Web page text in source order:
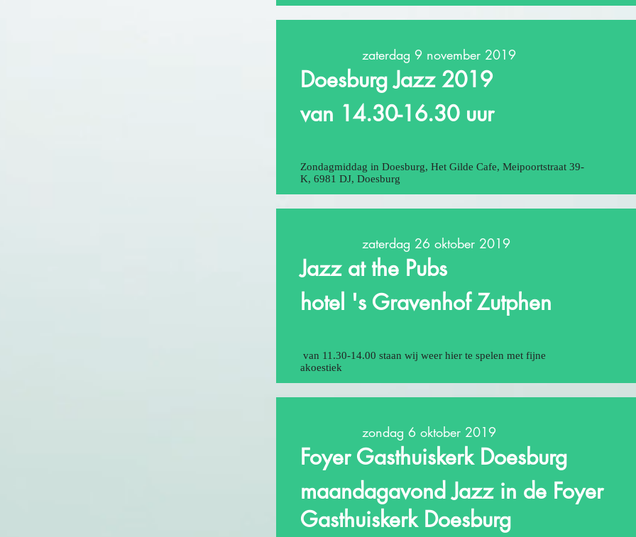
zaterdag 9 november 2019
Doesburg Jazz 2019
van 14.30-16.30 uur
Zondagmiddag in Doesburg, Het Gilde Cafe, Meipoortstraat 39-
K, 6981 DJ, Doesburg
zaterdag 26 oktober 2019
Jazz at the Pubs
hotel 's Gravenhof Zutphen
van 11.30-14.00 staan wij weer hier te spelen met fijne
akoestiek
zondag 6 oktober 2019
Foyer Gasthuiskerk Doesburg
maandagavond Jazz in de Foyer
Gasthuiskerk Doesburg